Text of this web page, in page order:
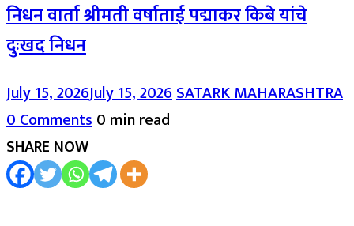
निधन वार्ता श्रीमती वर्षाताई पद्माकर किबे यांचे
दुःखद निधन
July 15, 2026July 15, 2026SATARK MAHARASHTRA
0 Comments0 min read
SHARE NOW